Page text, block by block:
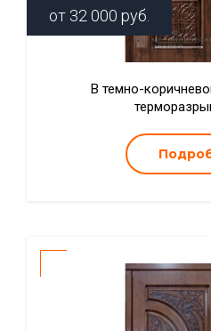
от 32 000 руб.
В темно-